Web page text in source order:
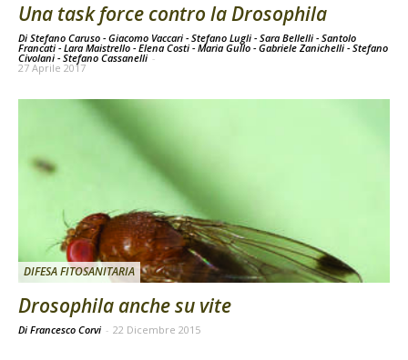
Una task force contro la Drosophila
Di Stefano Caruso - Giacomo Vaccari - Stefano Lugli - Sara Bellelli - Santolo
Francati - Lara Maistrello - Elena Costi - Maria Gullo - Gabriele Zanichelli - Stefano
Civolani - Stefano Cassanelli -
27 Aprile 2017
DIFESA FITOSANITARIA
Drosophila anche su vite
Di Francesco Corvi - 22 Dicembre 2015